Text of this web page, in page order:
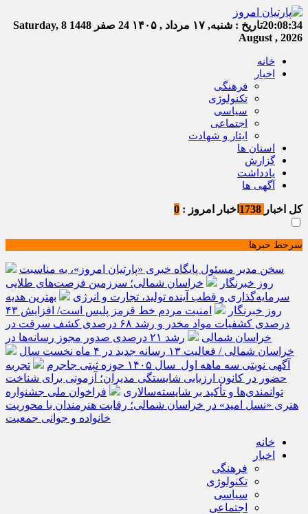
20:08:35تاریخ : شنبه, ۱۷ مرداد , ۱۴۰۵ 24 صفر 1448
Saturday, 8
August , 2026
خانه
اخبار
فرهنگی
تکنولوژی
سیاسی
اجتماعی
ایثار و شهادت
استان ها
گزارش
یادداشت
آگهی ها
کل اخبار اخبار امروز : 0
سرخط خبرها
سخن مدیر مسئول پایگاه خبری «پارتیان امروز»، به مناسبت
روز خبرنگار
خراسان شمالی؛ سرزمین فرصت‌های طلایی
سرمایه‌گذاری و قطب آینده تولید، تجارت و انرژی
بهترین هدیه
روز خبرنگار
امنیت مردم خط قرمز پلیس است/ افزایش ۴۳
درصدی کشفیات مواد مخدر و رشد ۶۸ درصدی کشف سرقت در
خراسان شمالی
رشد ۲۱ درصدی صدور مجوز رسانه‌ها در
خراسان شمالی / فعالیت ۱۳ رسانه جدید در ۴ ماه نخست سال
آگهی نوبتی سه ماهه اول سال ۱۴۰۵ حوزه ثبتی جاجرم
تجربه
حضور در کانون ارزیابی شایستگی مدیران؛ آزمونی برای شناخت
توانمندی‌ها و تأکید بر شایسته‌سالاری
فراخوان ملی جشنواره
هنری «نسل امید» در خراسان شمالی؛ رقابت هنرمندان با محوریت
خانواده و جوانی جمعیت
خانه
اخبار
فرهنگی
تکنولوژی
سیاسی
اجتماعی